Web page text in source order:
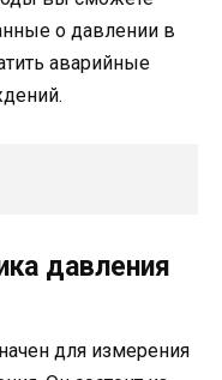
о давлении в
аварийные
давления
для измерения